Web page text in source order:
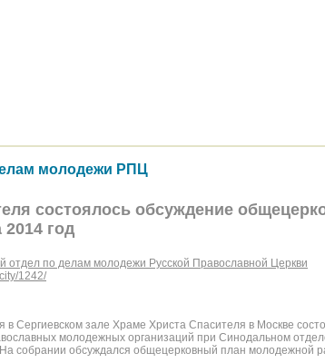
молодежи РПЦ
состоялось обсуждение
год
отдел по делам молодежи Русской Православной Церкви
1242/
в Сергиевском зале Храме Христа Спасителя в Москве
молодежных организаций при Синодальном
собрании обсуждался общецерковный план молодежной